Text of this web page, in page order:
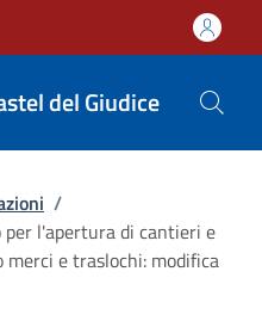
del Giudice
/
per l'apertura di cantieri e
e traslochi: modifica